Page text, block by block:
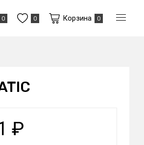
0 0 Корзина 0
₽